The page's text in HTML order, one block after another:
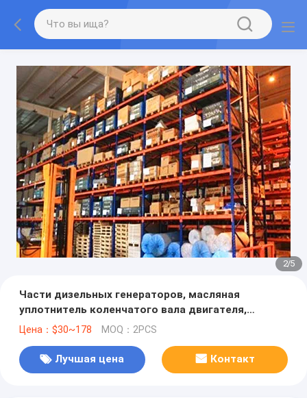
2/5
Части дизельных генераторов, масляная
уплотнитель коленчатого вала двигателя,
масляная уплотнитель для дизельного двигателя
Цена：$30~178 MOQ：2PCS
Лучшая цена Контакт